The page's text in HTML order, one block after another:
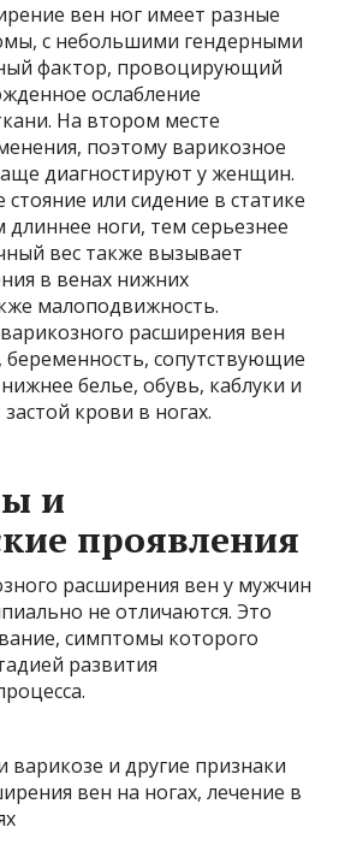
вен ног имеет разные
с небольшими гендерными
фактор, провоцирующий
ослабление
На втором месте
поэтому варикозное
диагностируют у женщин.
или сидение в статике
длиннее ноги, тем серьезнее
вес также вызывает
в венах нижних
малоподвижность.
расширения вен
беременность, сопутствующие
белье, обувь, каблуки и
крови в ногах.
и
проявления
расширения вен у мужчин
не отличаются. Это
симптомы которого
развития